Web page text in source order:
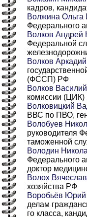
кадров,
Волжина Ольга
Федерального
Волков Андрей
Федеральной
Волков
(ФССП) РФ
Волков
комиссии (ЦИК)
Волковицкий
ВВС по ПВО,
Волобуев
руководителя
таможенной
Володин
Федерального
доктор
Волох
хозяйства РФ
Воробьёв Юрий
делам
го класса,